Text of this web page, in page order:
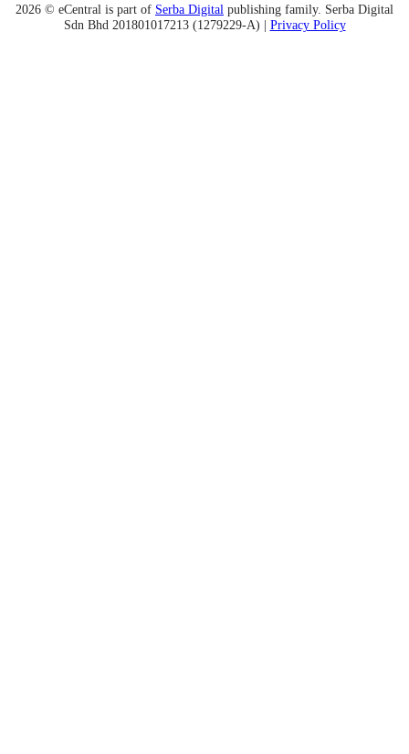
2026 © eCentral is part of Serba Digital publishing family. Serba Digital
Sdn Bhd 201801017213 (1279229-A) | Privacy Policy